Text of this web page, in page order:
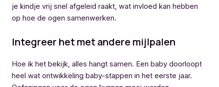
je kindje vrij snel afgeleid raakt, wat invloed kan hebben
op hoe de ogen samenwerken.
Integreer het met andere mijlpalen
Hoe ik het bekijk, alles hangt samen. Een baby doorloopt
heel wat ontwikkeling baby-stappen in het eerste jaar.